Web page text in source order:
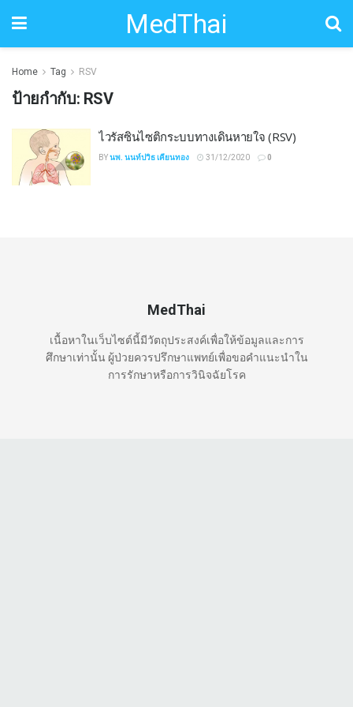
MedThai
Home Tag RSV
ป้ายกำกับ: RSV
ไวรัสซินไซติกระบบทางเดินหายใจ (RSV)
BYนพ. นนท์ปวิธ เคียนทอง 31/12/2020 0
MedThai
เนื้อหาในเว็บไซต์นี้มีวัตถุประสงค์เพื่อให้ข้อมูลและการ
ศึกษาเท่านั้น ผู้ป่วยควรปรึกษาแพทย์เพื่อขอคำแนะนำใน
การรักษาหรือการวินิจฉัยโรค